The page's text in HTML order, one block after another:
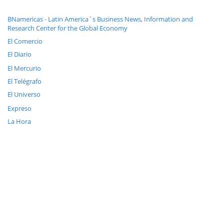
BNamericas - Latin America´s Business News, Information and
Research Center for the Global Economy
El Comercio
El Diario
El Mercurio
El Telégrafo
El Universo
Expreso
La Hora